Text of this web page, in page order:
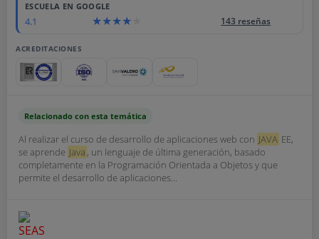
ESCUELA EN GOOGLE
4.1 143 reseñas
ACREDITACIONES
Relacionado con esta temática
Al realizar el curso de desarrollo de aplicaciones web con JAVA EE,
se aprende Java , un lenguaje de última generación, basado
completamente en la Programación Orientada a Objetos y que
permite el desarrollo de aplicaciones...